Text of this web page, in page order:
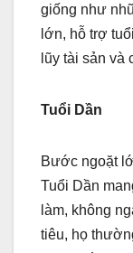
giống như
lớn, hỗ trợ
lũy tài sản
Tuổi Dần
Bước ngoặt
Tuổi Dần
làm, không
tiêu, họ